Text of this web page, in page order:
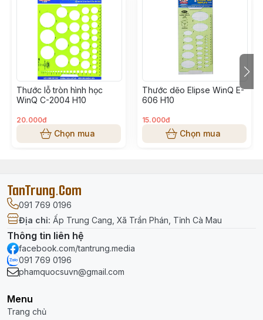
Thước lỗ tròn hình học
WinQ C-2004 H10
20.000đ
Chọn mua
Thước dẽo Elipse WinQ E-
606 H10
15.000đ
Chọn mua
TanTrung.Com
091 769 0196
Địa chỉ: Ấp Trung Cang, Xã Trần Phán, Tỉnh Cà Mau
Thông tin liên hệ
facebook.com/tantrung.media
091 769 0196
phamquocsuvn@gmail.com
Menu
Trang chủ